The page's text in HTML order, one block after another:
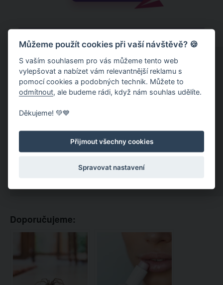
Doporučujeme:
Můžeme použít cookies při vaší návštěvě? 🍪
S vaším souhlasem pro vás můžeme tento web
vylepšovat a nabízet vám relevantnější reklamu s
pomocí cookies a podobných technik. Můžete to
odmítnout , ale budeme rádi, když nám souhlas udělíte.
Děkujeme! 💚💙
Přijmout všechny cookies
Spravovat nastavení